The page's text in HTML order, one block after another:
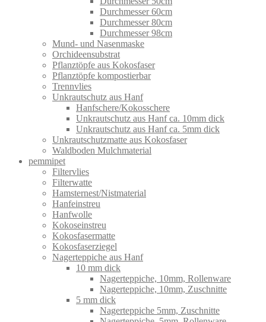
Durchmesser 60cm
Durchmesser 80cm
Durchmesser 98cm
Mund- und Nasenmaske
Orchideensubstrat
Pflanztöpfe aus Kokosfaser
Pflanztöpfe kompostierbar
Trennvlies
Unkrautschutz aus Hanf
Hanfschere/Kokosschere
Unkrautschutz aus Hanf ca. 10mm dick
Unkrautschutz aus Hanf ca. 5mm dick
Unkrautschutzmatte aus Kokosfaser
Waldboden Mulchmaterial
pemmipet
Filtervlies
Filterwatte
Hamsternest/Nistmaterial
Hanfeinstreu
Hanfwolle
Kokoseinstreu
Kokosfasermatte
Kokosfaserziegel
Nagerteppiche aus Hanf
10 mm dick
Nagerteppiche, 10mm, Rollenware
Nagerteppiche, 10mm, Zuschnitte
5 mm dick
Nagerteppiche 5mm, Zuschnitte